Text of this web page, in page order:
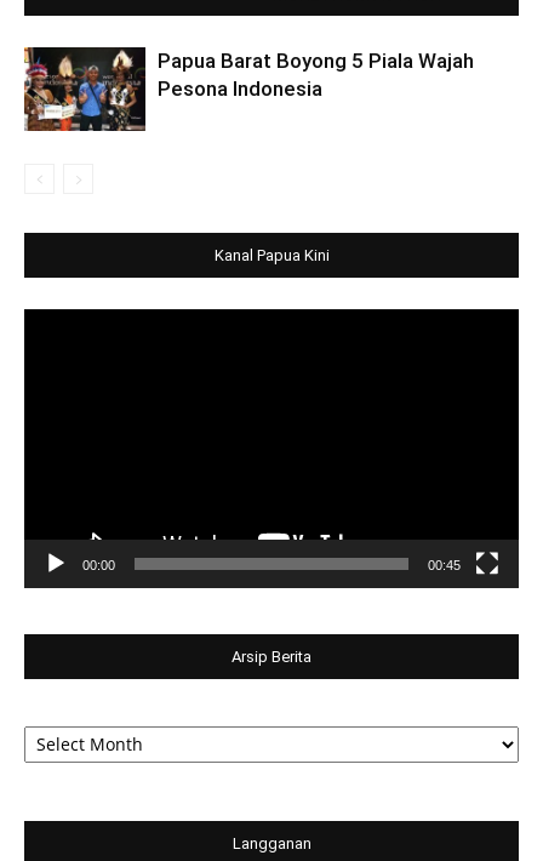
Papua Barat Boyong 5 Piala Wajah
Pesona Indonesia
Kanal Papua Kini
00:00 00:45
Arsip Berita
Arsip
Berita
Langganan